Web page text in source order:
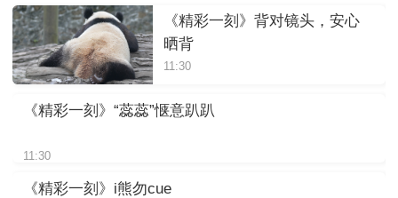
《精彩一刻》背对镜头，安心
晒背
11:30
《精彩一刻》“蕊蕊”惬意趴趴
11:30
《精彩一刻》i熊勿cue